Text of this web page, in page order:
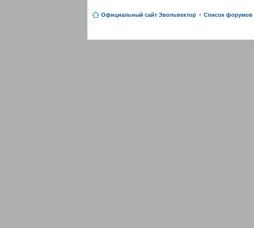
Официальный сайт Эвольвектор Список форумов